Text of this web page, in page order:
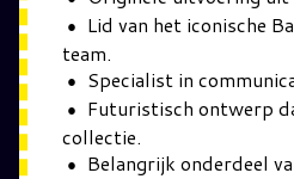
Lid van het iconische
team.
Specialist in
Futuristisch ontwerp
collectie.
Belangrijk onderdeel